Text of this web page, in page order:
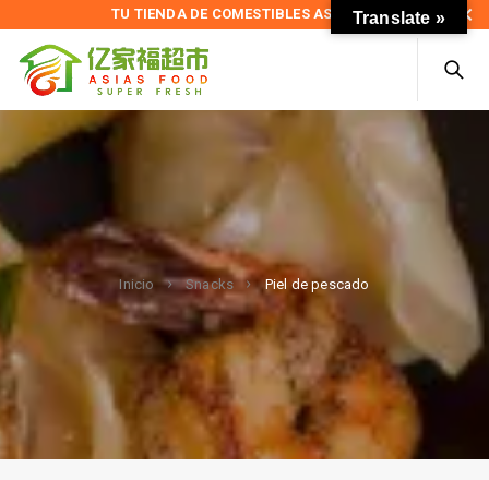
TU TIENDA DE COMESTIBLES ASIÁTICOS
Inicio Snacks Piel de pescado
Translate »